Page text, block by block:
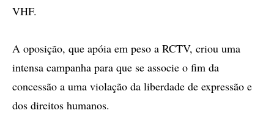
VHF.
A oposição, que apóia em peso a RCTV, criou uma
intensa campanha para que se associe o fim da
concessão a uma violação da liberdade de expressão e
dos direitos humanos.